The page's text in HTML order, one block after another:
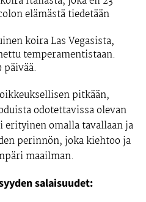
elämästä tiedetään
koira Las Vegasista,
temperamentistaan.
päivää.
pitkään,
odotettavissa olevan
erityinen omalla tavallaan ja
perinnön, joka kiehtoo ja
maailman.
salaisuudet: